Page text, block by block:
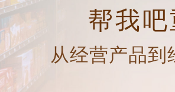
帮我
从经营产品